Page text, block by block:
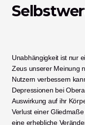
Unabhängigkeit ist nur
Zeus unserer Meinung
Nutzern verbessern
Depressionen bei
Auswirkung auf ihr
Verlust einer
eine erhebliche